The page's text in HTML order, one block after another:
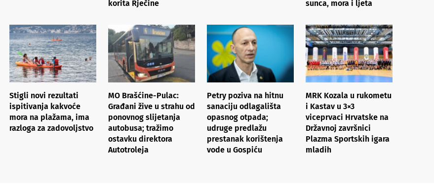
korita Rječine
sunca, mora i ljeta
Stigli novi rezultati
ispitivanja kakvoće
mora na plažama, ima
razloga za zadovoljstvo
MO Brašćine-Pulac:
Građani žive u strahu od
ponovnog slijetanja
autobusa; tražimo
ostavku direktora
Autotroleja
Petry poziva na hitnu
sanaciju odlagališta
opasnog otpada;
udruge predlažu
prestanak korištenja
vode u Gospiću
MRK Kozala u rukometu
i Kastav u 3×3
viceprvaci Hrvatske na
Državnoj završnici
Plazma Sportskih igara
mladih